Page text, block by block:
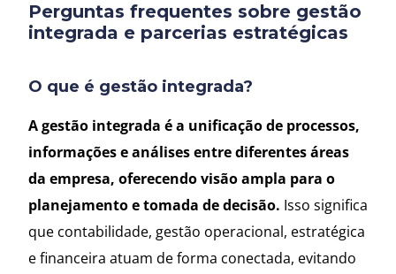
Perguntas frequentes sobre gestão
integrada e parcerias estratégicas
O que é gestão integrada?
A gestão integrada é a unificação de processos,
informações e análises entre diferentes áreas
da empresa, oferecendo visão ampla para o
planejamento e tomada de decisão. Isso significa
que contabilidade, gestão operacional, estratégica
e financeira atuam de forma conectada, evitando